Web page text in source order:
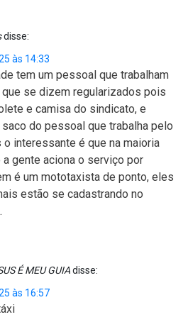
disse:
às 14:33
tem um pessoal que trabalham
se dizem regularizados pois
e camisa do sindicato, e
do pessoal que trabalha pelo
interessante é que na maioria
gente aciona o serviço por
é um mototaxista de ponto, eles
estão se cadastrando no
É MEU GUIAdisse:
às 16:57